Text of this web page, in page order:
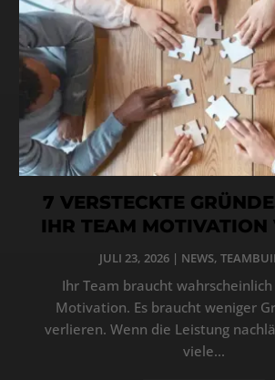
7 VERSTECKTE
IHR TEAM MOTIVATION
JULI 23, 2026| NEWS,
Ihr Team braucht
Motivation. Es braucht weniger
verlieren. Wenn die Leistung
viele...